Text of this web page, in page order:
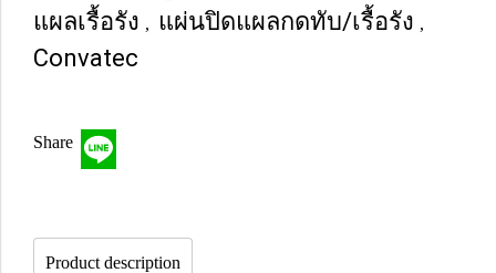
แผลเรื้อรัง , แผ่นปิดแผลกดทับ/เรื้อรัง ,
Convatec
Share
Product description